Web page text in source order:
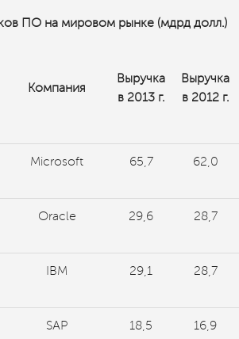
ПО на мировом рынке (мдрд долл.)
Компания
Выручка
в 2013 г.
Выручка
в 2012 г.
Microsoft 65,7 62,0
Oracle 29,6 28,7
IBM 29,1 28,7
SAP 18,5 16,9